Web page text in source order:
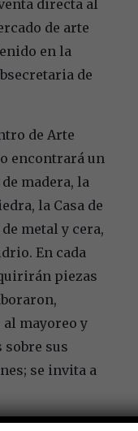
directa al
de arte
en la
de
de Arte
encontrará un
madera, la
la Casa de
metal y cera,
En cada
piezas
al mayoreo y
sobre sus
se invita a